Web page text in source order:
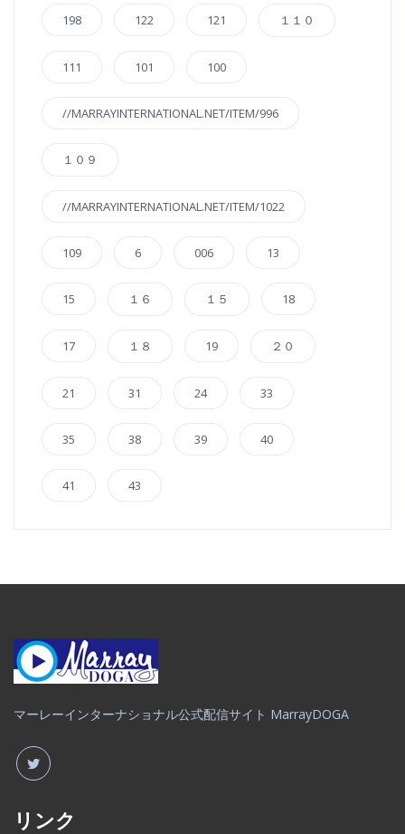
198 122 121 １１０
111 101 100
//MARRAYINTERNATIONAL.NET/ITEM/996
１０９
//MARRAYINTERNATIONAL.NET/ITEM/1022
109 6 006 13
15 １６ １５ 18
17 １８ 19 ２０
21 31 24 33
35 38 39 40
41 43
マーレーインターナショナル公式配信サイト MarrayDOGA
リンク